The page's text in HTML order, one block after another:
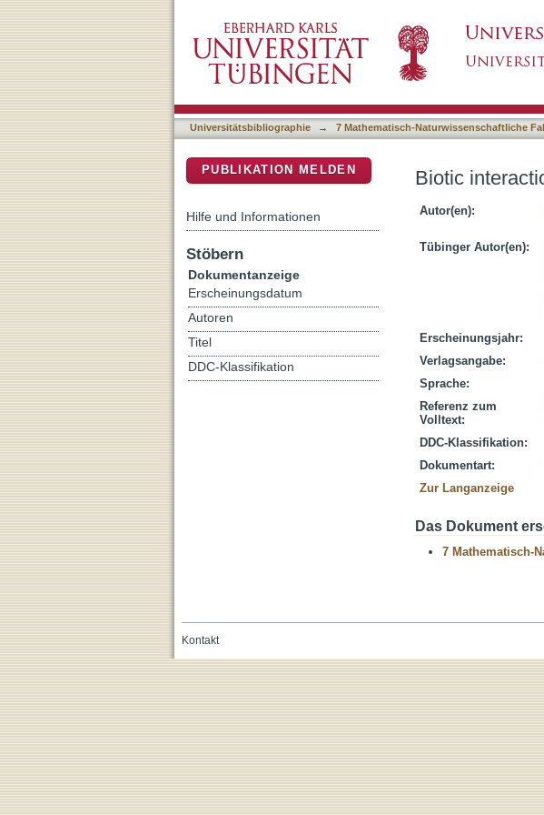
Universitätsbibliographie → 7 Mathematisch-Naturwissenschaftliche
Biotic
Autor(en):
Tübinger Autor(en):
Erscheinungsjahr:
Verlagsangabe:
Sprache:
Referenz zum
Volltext:
DDC-Klassifikation:
Dokumentart:
Zur Langanzeige
Das Dokument
7 Mathematisch-
PUBLIKATION MELDEN
Hilfe und Informationen
Stöbern
Dokumentanzeige
Erscheinungsdatum
Autoren
Titel
DDC-Klassifikation
Kontakt